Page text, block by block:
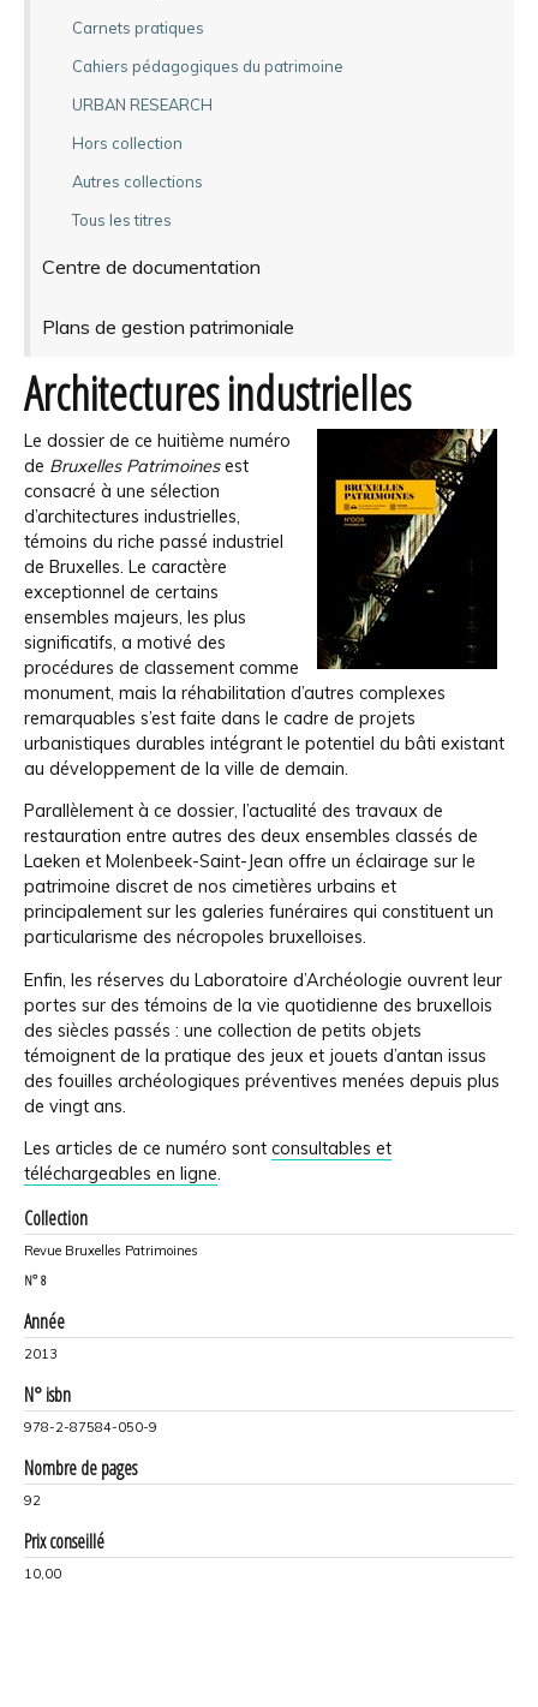
Carnets pratiques
Cahiers pédagogiques du patrimoine
URBAN RESEARCH
Hors collection
Autres collections
Tous les titres
Centre de documentation
Plans de gestion patrimoniale
Architectures industrielles
Le dossier de ce huitième numéro
de Bruxelles Patrimoinesest
consacré à une sélection
d’architectures industrielles,
témoins du riche passé industriel
de Bruxelles. Le caractère
exceptionnel de certains
ensembles majeurs, les plus
significatifs, a motivé des
procédures de classement comme
monument, mais la réhabilitation d’autres complexes
remarquables s’est faite dans le cadre de projets
urbanistiques durables intégrant le potentiel du bâti existant
au développement de la ville de demain.
Parallèlement à ce dossier, l’actualité des travaux de
restauration entre autres des deux ensembles classés de
Laeken et Molenbeek-Saint-Jean offre un éclairage sur le
patrimoine discret de nos cimetières urbains et
principalement sur les galeries funéraires qui constituent un
particularisme des nécropoles bruxelloises.
Enfin, les réserves du Laboratoire d’Archéologie ouvrent leur
portes sur des témoins de la vie quotidienne des bruxellois
des siècles passés : une collection de petits objets
témoignent de la pratique des jeux et jouets d’antan issus
des fouilles archéologiques préventives menées depuis plus
de vingt ans.
Les articles de ce numéro sont consultables et
téléchargeables en ligne.
Collection
Revue Bruxelles Patrimoines
N° 8
Année
2013
N° isbn
978-2-87584-050-9
Nombre de pages
92
Prix conseillé
10,00